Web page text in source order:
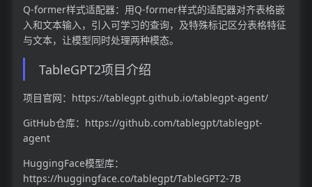
Q-former样式适配器：用Q-former样式的适配器对齐表格嵌
入和文本输入，引入可学习的查询，及特殊标记区分表格特征
与文本，让模型同时处理两种模态。
TableGPT2项目介绍
项目官网：https://tablegpt.github.io/tablegpt-agent/
GitHub仓库：https://github.com/tablegpt/tablegpt-
agent
HuggingFace模型库：
https://huggingface.co/tablegpt/TableGPT2-7B